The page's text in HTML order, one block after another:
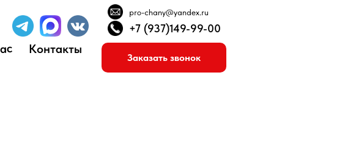
Заказать звонок
+7 (937)149-99-00
Контакты
pro-chany@yandex.ru